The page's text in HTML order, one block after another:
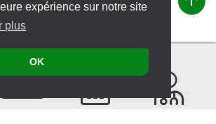
expérience sur notre site
plus
OK